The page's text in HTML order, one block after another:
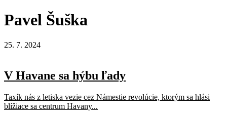
Pavel Šuška
25. 7. 2024
V Havane sa hýbu ľady
Taxík nás z letiska vezie cez Námestie revolúcie, ktorým sa hlási
blížiace sa centrum Havany...